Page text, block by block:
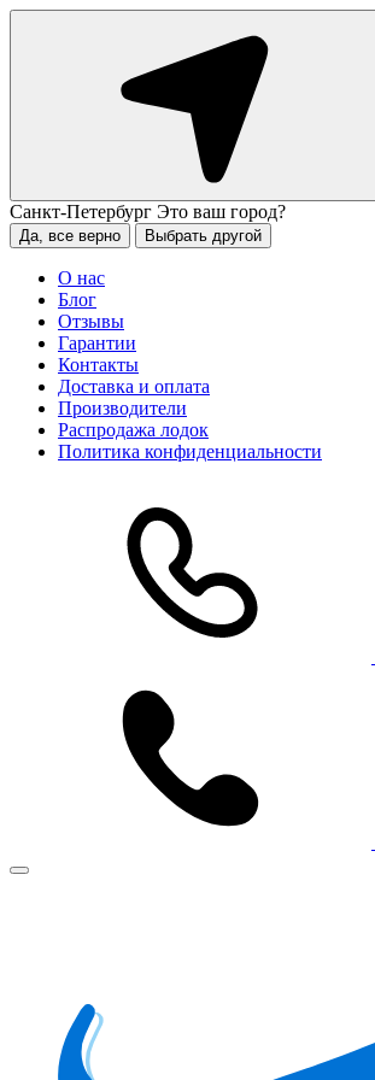
Санкт-Петербург Это ваш город?
Да, все верно Выбрать другой
О нас
Блог
Отзывы
Гарантии
Контакты
Доставка и оплата
Производители
Распродажа лодок
Политика конфиденциальности